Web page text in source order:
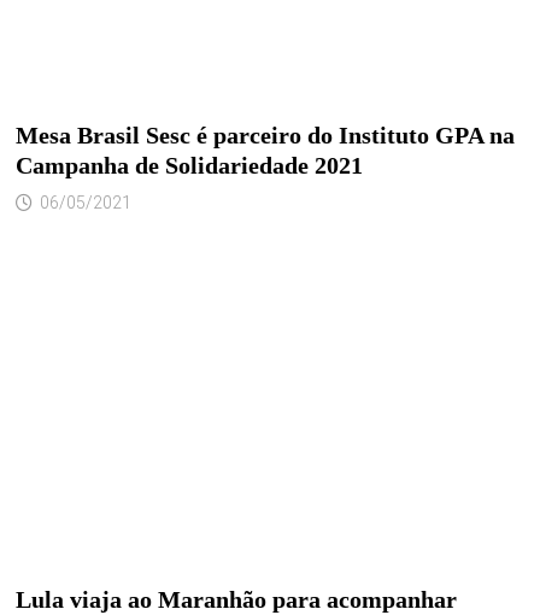
Mesa Brasil Sesc é parceiro do Instituto GPA na
Campanha de Solidariedade 2021
06/05/2021
Lula viaja ao Maranhão para acompanhar